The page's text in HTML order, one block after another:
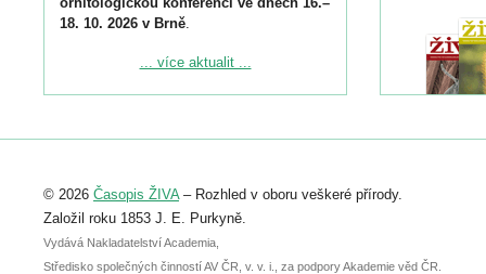
18. 10. 2026 v Brně.
Podrobnější informace ke konferenci
Registrovat se můžete do 6. září.
abstraktu přihlášené přednášky nebo
posteru je už 30. června.
... více aktualit ...
© 2026 Časopis ŽIVA– Rozhled v oboru veškeré přírody.
Založil roku 1853 J. E. Purkyně.
Vydává Nakladatelství Academia,
Středisko společných činností AV ČR, v. v. i., za podpory Akademie věd ČR.